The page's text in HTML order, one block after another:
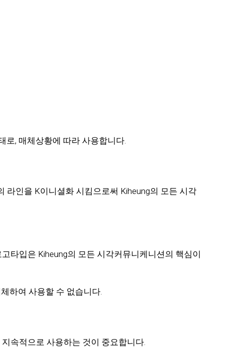
로, 매체상황에 따라 사용합니다.
라인을 K이니셜화 시킴으로써 Kiheung의 모든 시각
타입은 Kiheung의 모든 시각커뮤니케니션의 핵심이
하여 사용할 수 없습니다.
속적으로 사용하는 것이 중요합니다.